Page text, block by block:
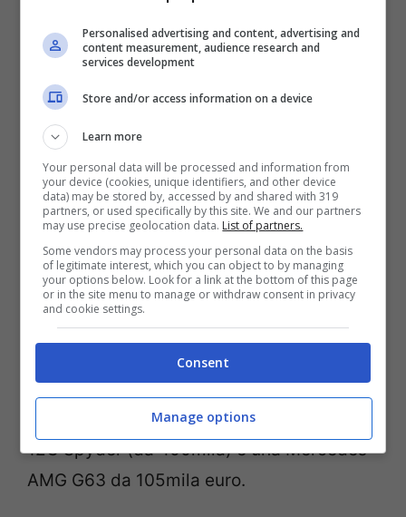
aggiunge al suo garage di supercar – Screenshot YT
Bugatti – exfadda.it
Vale infatti ben
non è la più costosa che ha in garage
corso degli anni ha avuto modo di
acquistare diverse supercar tra cui: due
Ferrari, la GTO (508mila euro) e la F12 TDF
(355mila euro), diverse Rolls Royce, una
decappotabile da 345mila euro (modello
Dawn), la Cullinan (400mila euro), la
Phantom (355mila euro) e la Ghost
(350mila euro); una Lamborghini
Aventador (330mila euro); una McLaren
Senna (da un milione di euro), una MP4-
12C Spyder (da 400mila) e una Mercedes
AMG G63 da 105mila euro.
Personalised advertising and content, advertising and
content measurement, audience research and
services development
Store and/or access information on a device
Learn more
Your personal data will be processed and information from
your device (cookies, unique identifiers, and other device
data) may be stored by, accessed by and shared with 319
partners, or used specifically by this site. We and our partners
may use precise geolocation data. List of partners.
Some vendors may process your personal data on the basis
of legitimate interest, which you can object to by managing
your options below. Look for a link at the bottom of this page
or in the site menu to manage or withdraw consent in privacy
and cookie settings.
Consent
Manage options